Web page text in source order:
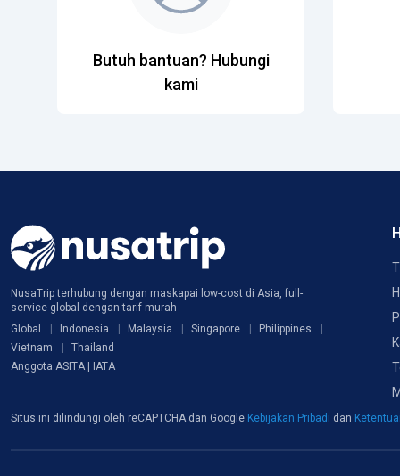
Butuh bantuan? Hubungi
kami
NusaTrip terhubung dengan maskapai low-cost di Asia, full-
service global dengan tarif murah
Global
Indonesia Malaysia Singapore
Philippines
Vietnam
Thailand
Anggota ASITA | IATA
Situs ini dilindungi oleh reCAPTCHA dan Google Kebijakan Pribadi dan